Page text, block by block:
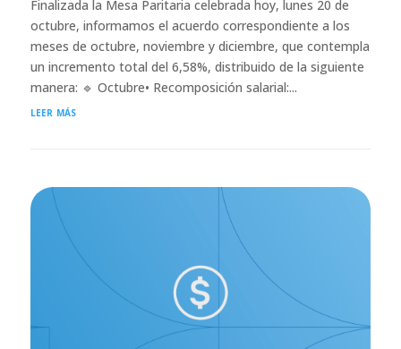
Finalizada la Mesa Paritaria celebrada hoy, lunes 20 de
octubre, informamos el acuerdo correspondiente a los
meses de octubre, noviembre y diciembre, que contempla
un incremento total del 6,58%, distribuido de la siguiente
manera: 🔹 Octubre• Recomposición salarial:...
leer más